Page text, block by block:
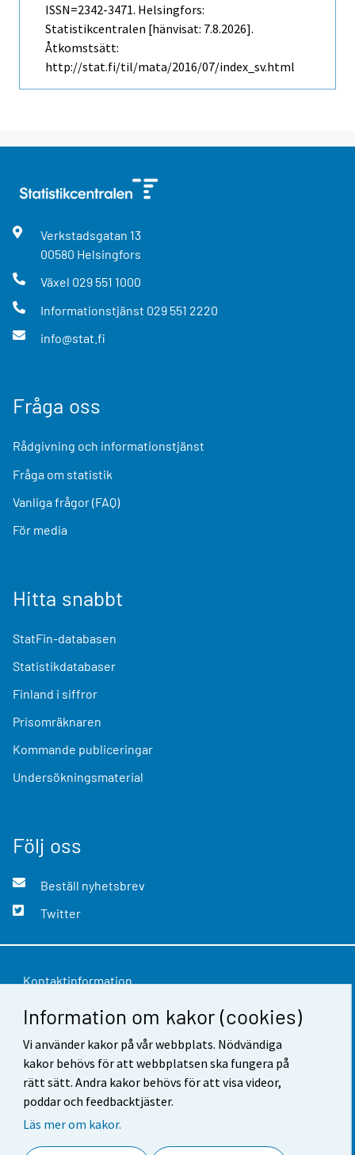
Information om kakor (cookies)
Vi använder kakor på vår webbplats. Nödvändiga
kakor behövs för att webbplatsen ska fungera på
rätt sätt. Andra kakor behövs för att visa videor,
poddar och feedbacktjäster.
Läs mer om kakor.
ISSN=2342-3471. Helsingfors:
Statistikcentralen [hänvisat: 7.8.2026].
Åtkomstsätt:
http://stat.fi/til/mata/2016/07/index_sv.html
Verkstadsgatan 13
00580 Helsingfors
Växel 029 551 1000
Informationstjänst 029 551 2220
info@stat.fi
Fråga oss
Rådgivning och informationstjänst
Fråga om statistik
Vanliga frågor (FAQ)
För media
Hitta snabbt
StatFin-databasen
Statistikdatabaser
Finland i siffror
Prisomräknaren
Kommande publiceringar
Undersökningsmaterial
Följ oss
Beställ nyhetsbrev
Twitter
Kontaktinformation
Respons
Användarvillkor
Dataskydd
Tillgänglighet